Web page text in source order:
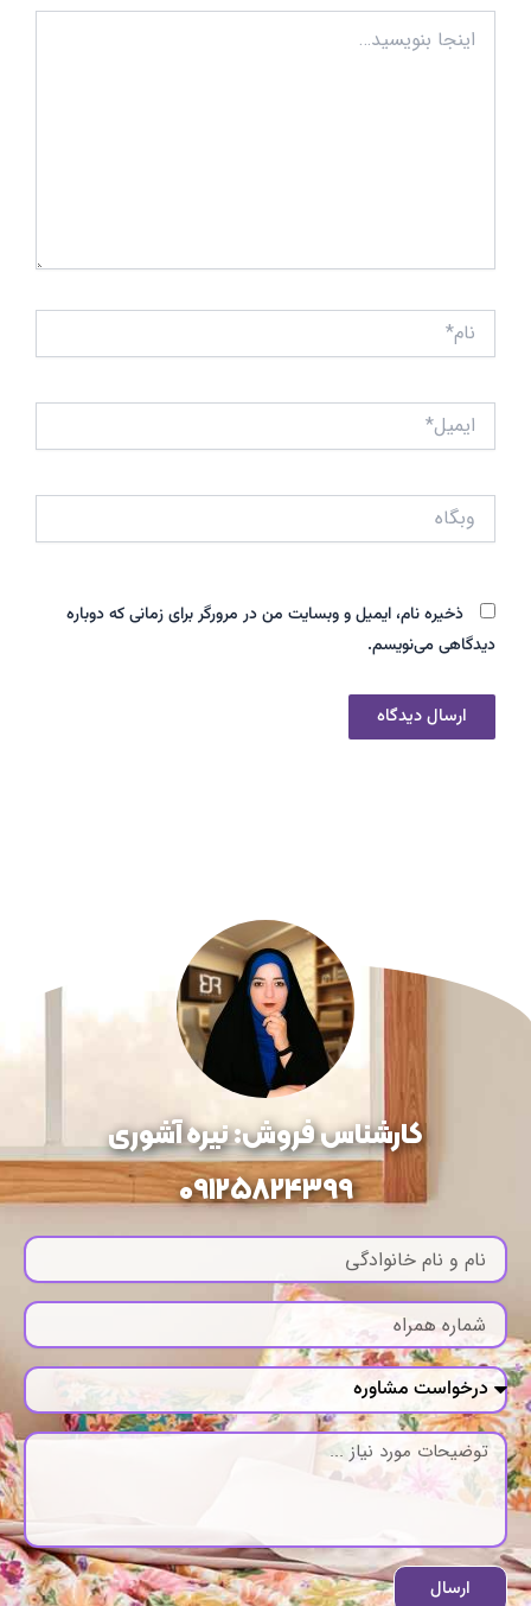
بنویسید…
نام*
ایمیل*
ذخیره نام، ایمیل و وبسایت من در مرورگر برای زمانی که دوباره
دیدگاهی می‌نویسم.
کارشناس فروش: نیره آشوری
09125824399
ارسال